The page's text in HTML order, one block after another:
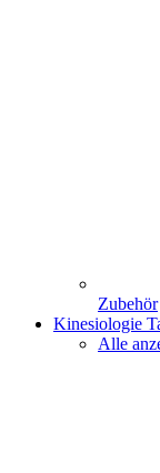
Zubehör
Kinesiologie
Alle